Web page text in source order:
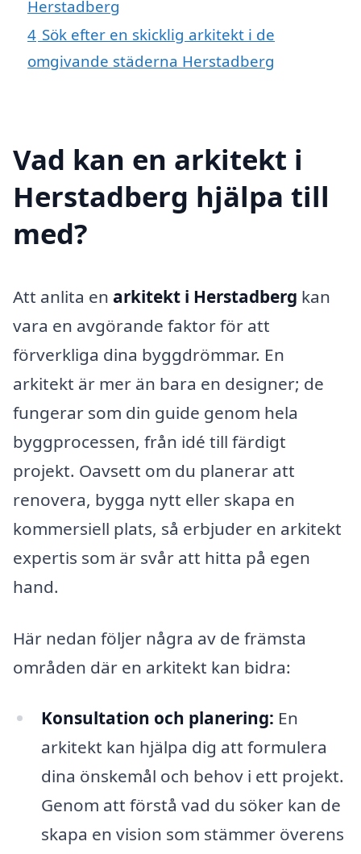
Herstadberg
4 Sök efter en skicklig arkitekt i de
omgivande städerna Herstadberg
Vad kan en arkitekt i
Herstadberg hjälpa till
med?
Att anlita en arkitekt i Herstadberg kan
vara en avgörande faktor för att
förverkliga dina byggdrömmar. En
arkitekt är mer än bara en designer; de
fungerar som din guide genom hela
byggprocessen, från idé till färdigt
projekt. Oavsett om du planerar att
renovera, bygga nytt eller skapa en
kommersiell plats, så erbjuder en arkitekt
expertis som är svår att hitta på egen
hand.
Här nedan följer några av de främsta
områden där en arkitekt kan bidra:
Konsultation och planering: En
arkitekt kan hjälpa dig att formulera
dina önskemål och behov i ett projekt.
Genom att förstå vad du söker kan de
skapa en vision som stämmer överens